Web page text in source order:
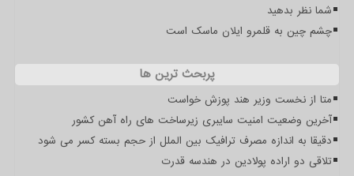
شما نظر بدهید
چشم چین به قلمرو ایلان ماسک است
پربحث ترین ها
متا از نخست وزیر هند پوزش خواست
آخرین وضعیت امنیت سایبری زیرساخت های راه آهن کشور
دقیقا به اندازه مصرف ترافیک بین الملل از حجم بسته کسر می شود
تلاقی دو اراده پولادین در هندسه قدرت